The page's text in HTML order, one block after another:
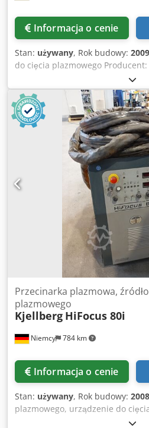
Informacja o cenie
Stan: używany, Rok budowy: 2009
do cięcia plazmowego
Multitherm 4000 Rok produkcji:
Global Control Plus Rozstaw osi:
plazmowe z zasilaczem
Anjzmv Dcj Hjrf Długość toru
platformą Wymiary: 3 x 3 m
Niemcy 784 km
Przecinarka plazmowa,
plazmowego
Kjellberg HiFocus 80i
Informacja o cenie
Stan: używany, Rok budowy: 2008
plazmowego, urządzenie do
Producent: Kjellberg Model: